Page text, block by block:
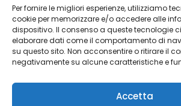
Per fornire le migliori esperienze, utilizziamo
cookie per memorizzare e/o accedere alle
dispositivo. Il consenso a queste tecnologie
elaborare dati come il comportamento di
su questo sito. Non acconsentire o ritirare il
negativamente su alcune caratteristiche e
Accetta
Giugno 2022
Aprile 2022